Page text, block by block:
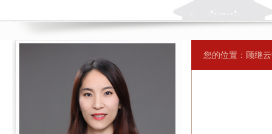
您的位置： 顾继